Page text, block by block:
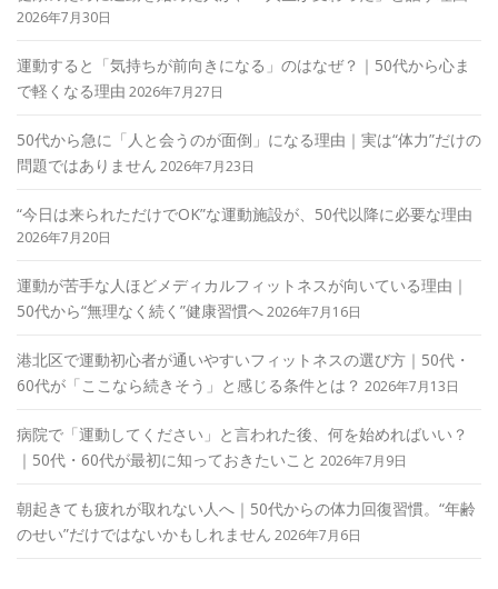
2026年7月30日
運動すると「気持ちが前向きになる」のはなぜ？｜50代から心ま
で軽くなる理由 2026年7月27日
50代から急に「人と会うのが面倒」になる理由｜実は“体力”だけの
問題ではありません 2026年7月23日
“今日は来られただけでOK”な運動施設が、50代以降に必要な理由
2026年7月20日
運動が苦手な人ほどメディカルフィットネスが向いている理由｜
50代から“無理なく続く”健康習慣へ2026年7月16日
港北区で運動初心者が通いやすいフィットネスの選び方｜50代・
60代が「ここなら続きそう」と感じる条件とは？ 2026年7月13日
病院で「運動してください」と言われた後、何を始めればいい？
｜50代・60代が最初に知っておきたいこと 2026年7月9日
朝起きても疲れが取れない人へ｜50代からの体力回復習慣。“年齢
のせい”だけではないかもしれません 2026年7月6日